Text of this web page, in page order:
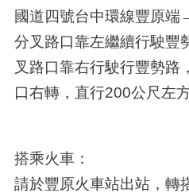
國道四號台中環線豐原
分叉路口靠左繼續行駛
叉路口靠右行駛行豐勢路
口右轉，直行200公尺左
搭乘火車：
請於豐原火車站出站，轉